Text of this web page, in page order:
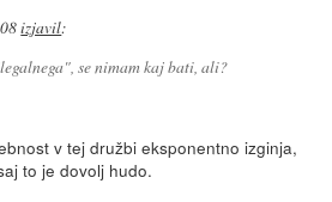
izjavil:
se nimam kaj bati, ali?
v tej družbi eksponentno izginja,
to je dovolj hudo.